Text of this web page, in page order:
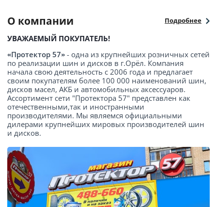
О компании Подробнее
УВАЖАЕМЫЙ ПОКУПАТЕЛЬ!
«Протектор 57» - одна из крупнейших розничных сетей
по реализации шин и дисков в г.Орёл. Компания
начала свою деятельность с 2006 года и предлагает
своим покупателям более 100 000 наименований шин,
дисков масел, АКБ и автомобильных аксессуаров.
Ассортимент сети "Протектора 57" представлен как
отечественными,так и иностранными
производителями. Мы являемся официальными
дилерами крупнейших мировых производителей шин
и дисков.